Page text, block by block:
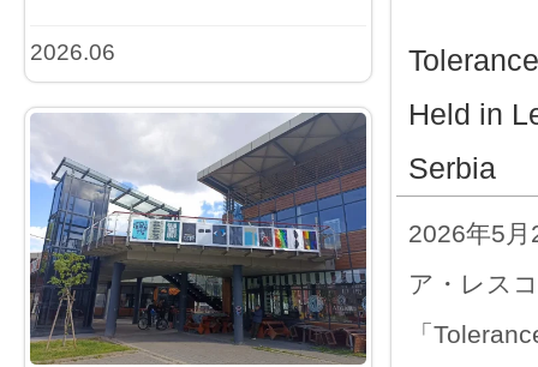
2026.06
Held in
Serbia
2026年5
ア・レス
「